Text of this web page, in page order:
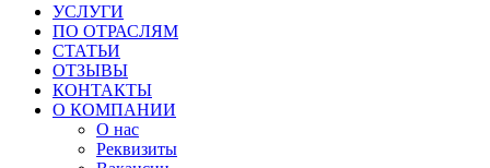
УСЛУГИ
ПО ОТРАСЛЯМ
СТАТЬИ
ОТЗЫВЫ
КОНТАКТЫ
О КОМПАНИИ
О нас
Реквизиты